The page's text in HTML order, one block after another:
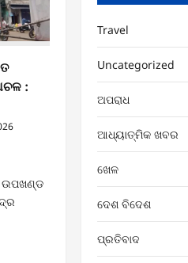
:
ଉପଖଣ୍ଡ
Travel
Uncategorized
ଅପରାଧ
ଆଧ୍ୟାତ୍ମିକ ଖବର
ଖେଳ
ଦେଶ ବିଦେଶ
ପ୍ରତିବାଦ